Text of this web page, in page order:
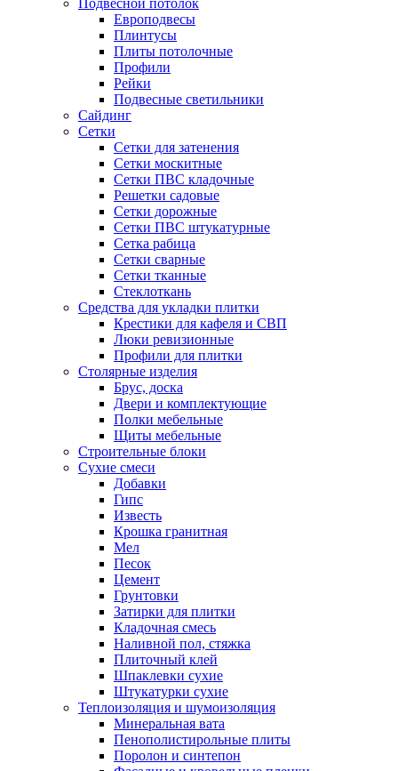
Подвесной потолок
Европодвесы
Плинтусы
Плиты потолочные
Профили
Рейки
Подвесные светильники
Сайдинг
Сетки
Сетки для затенения
Сетки москитные
Сетки ПВС кладочные
Решетки садовые
Сетки дорожные
Сетки ПВС штукатурные
Сетка рабица
Сетки сварные
Сетки тканные
Стеклоткань
Средства для укладки плитки
Крестики для кафеля и СВП
Люки ревизионные
Профили для плитки
Столярные изделия
Брус, доска
Двери и комплектующие
Полки мебельные
Щиты мебельные
Строительные блоки
Сухие смеси
Добавки
Гипс
Известь
Крошка гранитная
Мел
Песок
Цемент
Грунтовки
Затирки для плитки
Кладочная смесь
Наливной пол, стяжка
Плиточный клей
Шпаклевки сухие
Штукатурки сухие
Теплоизоляция и шумоизоляция
Минеральная вата
Пенополистирольные плиты
Поролон и синтепон